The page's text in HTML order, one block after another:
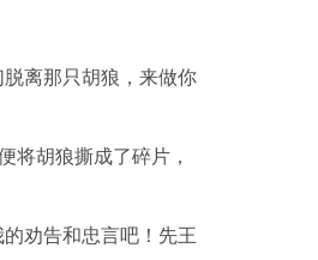
离那只胡狼，来做你
将胡狼撕成了碎片，
劝告和忠言吧！先王